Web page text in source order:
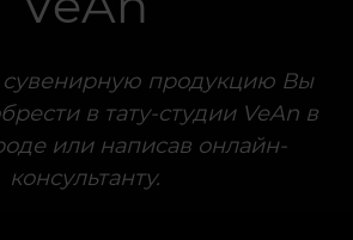
продукцию Вы
в тату-студии VeAn в
или написав онлайн-
консультанту.